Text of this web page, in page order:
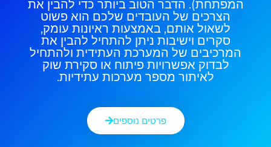
המפתחת). הדבר הטוב ביותר כדי להבין את
הצרכים של העובדים שלכם הוא פשוט
לשאול אותם, באמצעות ראיונות עומק,
סקרים וישיבות ניתן להתחיל להבין את
המרכיבים של המערכת העתידית ולהתחיל
לבדוק אפשרויות פיתוח או סקירת שוק
לאיתור מספר מערכות עתידיות.
פרטים נוספים